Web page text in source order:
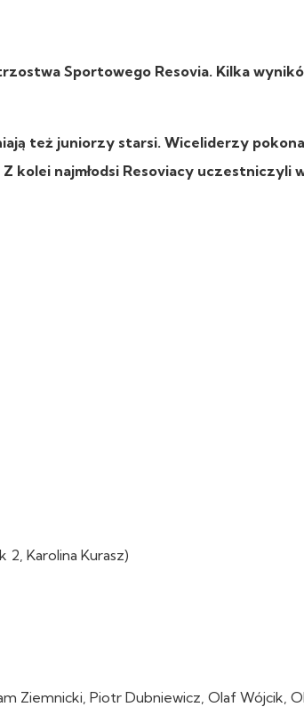
Sportowego Resovia. Kilka
też juniorzy starsi. Wiceliderzy
kolei najmłodsi Resoviacy uczestniczyli
2, Karolina Kurasz)
Ziemnicki, Piotr Dubniewicz, Olaf Wójcik,